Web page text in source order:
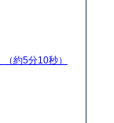
（約5分10秒）